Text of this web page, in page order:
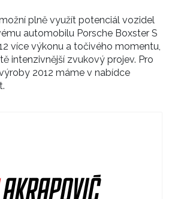
plně využít potenciál vozidel
automobilu Porsche Boxster S
více výkonu a točivého momentu,
intenzivnější zvukový projev. Pro
2012 máme v nabídce